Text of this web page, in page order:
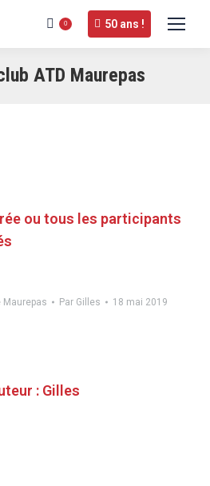
0 50 ans !
ATD Maurepas
ou tous les participants
Maurepas Par Gilles 18 mai 2019
: Gilles